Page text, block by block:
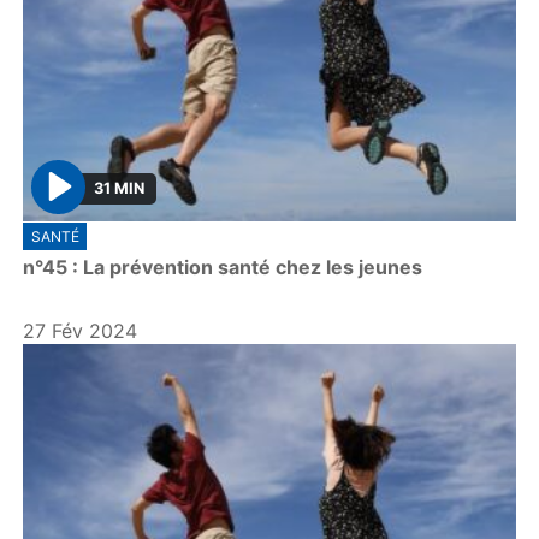
P
l
a
31 MIN
SANTÉ
n°45 : La prévention santé chez les jeunes
27 Fév 2024